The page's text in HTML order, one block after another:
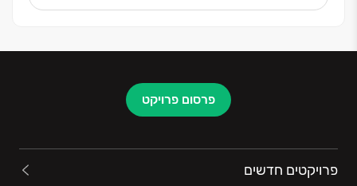
…
הצלחה שמתחילה בלב ונמשכת כל הדרך הביתה
פרסום פרויקט
פרויקטים חדשים